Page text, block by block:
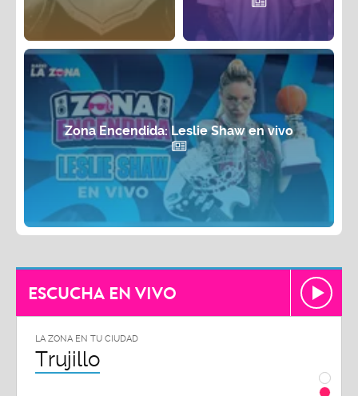
Zona Encendida: Leslie Shaw en vivo
ESCUCHA EN VIVO
LA ZONA EN TU CIUDAD
Trujillo